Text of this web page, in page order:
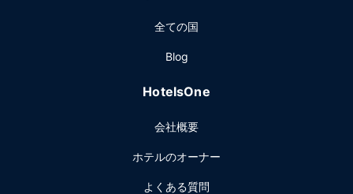
全ての国
Blog
HotelsOne
会社概要
ホテルのオーナー
よくある質問